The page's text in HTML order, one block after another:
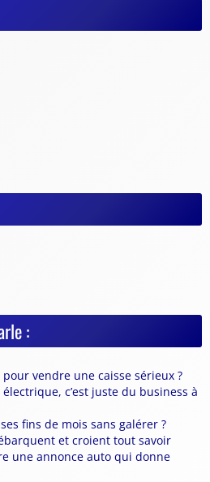
:
vendre une caisse sérieux ?
c’est juste du business à
fins de mois sans galérer ?
et croient tout savoir
une annonce auto qui donne